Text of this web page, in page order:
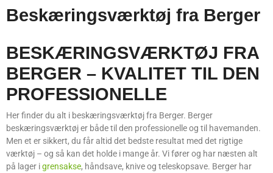
Beskæringsværktøj fra Berger
BESKÆRINGSVÆRKTØJ FRA
BERGER – KVALITET TIL DEN
PROFESSIONELLE
Her finder du alt i beskæringsværktøj fra Berger. Berger
beskæringsværktøj er både til den professionelle og til havemanden.
Men et er sikkert, du får altid det bedste resultat med det rigtige
værktøj – og så kan det holde i mange år. Vi fører og har næsten alt
på lager igrensakse, håndsave, knive og teleskopsave. Berger har